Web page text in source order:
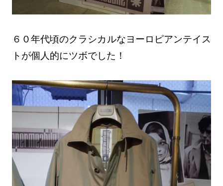
６０年代頃のクラシカルなヨーロピアンテイス
トが個人的にツボでした！